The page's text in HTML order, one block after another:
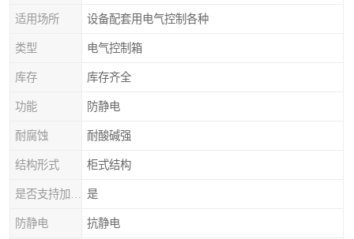
适用场所 设备配套用电气控制各种
类型 电气控制箱
库存 库存齐全
功能 防静电
耐腐蚀 耐酸碱强
结构形式 柜式结构
是
防静电 抗静电